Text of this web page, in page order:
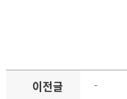
이전글 -